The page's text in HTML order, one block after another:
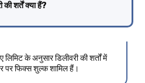
की शर्तें क्या हैं?
के अनुसार डिलीवरी की शर्तों में
पर फिक्स शुल्क शामिल हैं।